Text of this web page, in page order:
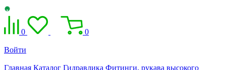
0 0
Войти
Главная Каталог Гидравлика Фитинги, рукава высокого